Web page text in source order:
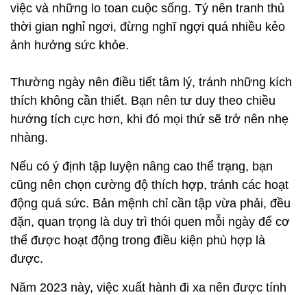
việc và những lo toan cuộc sống. Tý nên tranh thủ
thời gian nghỉ ngơi, đừng nghĩ ngợi quá nhiều kẻo
ảnh hưởng sức khỏe.
Thường ngày nên điều tiết tâm lý, tránh những kích
thích không cần thiết. Bạn nên tư duy theo chiều
hướng tích cực hơn, khi đó mọi thứ sẽ trở nên nhẹ
nhàng.
Nếu có ý định tập luyện nâng cao thể trạng, bạn
cũng nên chọn cường độ thích hợp, tránh các hoạt
động quá sức. Bản mệnh chỉ cần tập vừa phải, đều
đặn, quan trọng là duy trì thói quen mỗi ngày để cơ
thể được hoạt động trong điều kiện phù hợp là
được.
Năm 2023 này, việc xuất hành đi xa nên được tính